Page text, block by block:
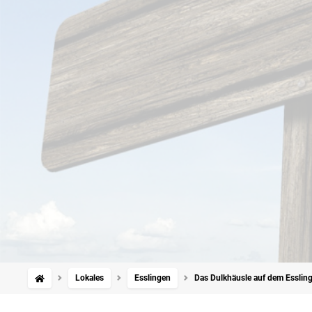
Lokales Esslingen Das Dulkhäusle auf dem